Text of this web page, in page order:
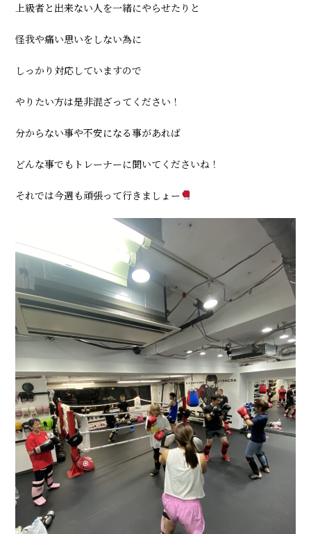
上級者と出来ない人を一緒にやらせたりと
怪我や痛い思いをしない為に
しっかり対応していますので
やりたい方は是非混ざってください！
分からない事や不安になる事があれば
どんな事でもトレーナーに聞いてくださいね！
それでは今週も頑張って行きましょー